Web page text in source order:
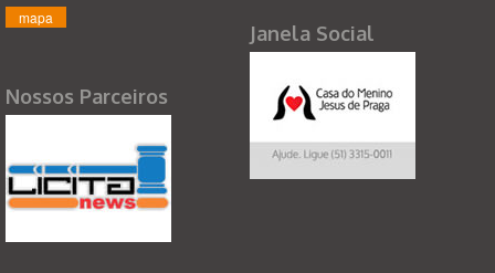
mapa
Nossos Parceiros
Janela Social